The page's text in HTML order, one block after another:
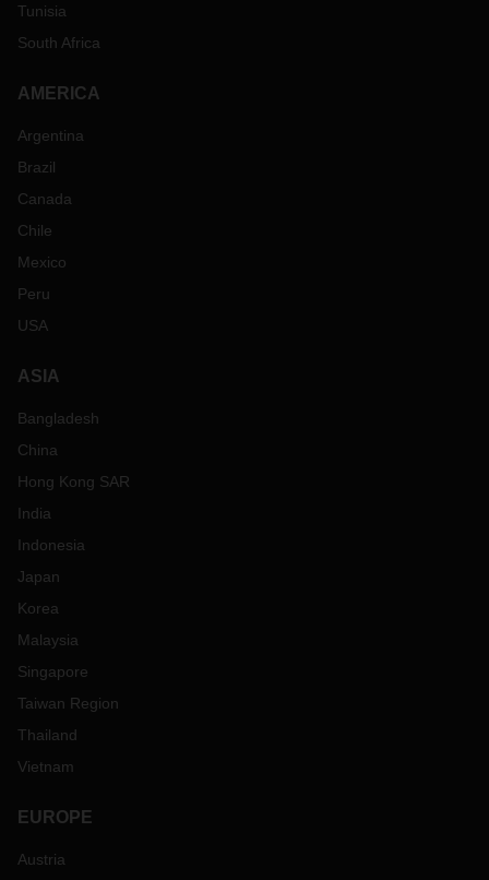
Tunisia
South Africa
AMERICA
Argentina
Brazil
Canada
Chile
Mexico
Peru
USA
ASIA
Bangladesh
China
Hong Kong SAR
India
Indonesia
Japan
Korea
Malaysia
Singapore
Taiwan Region
Thailand
Vietnam
EUROPE
Austria